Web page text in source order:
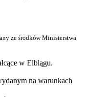
ze środków Ministerstwa
w Elblągu.
na warunkach